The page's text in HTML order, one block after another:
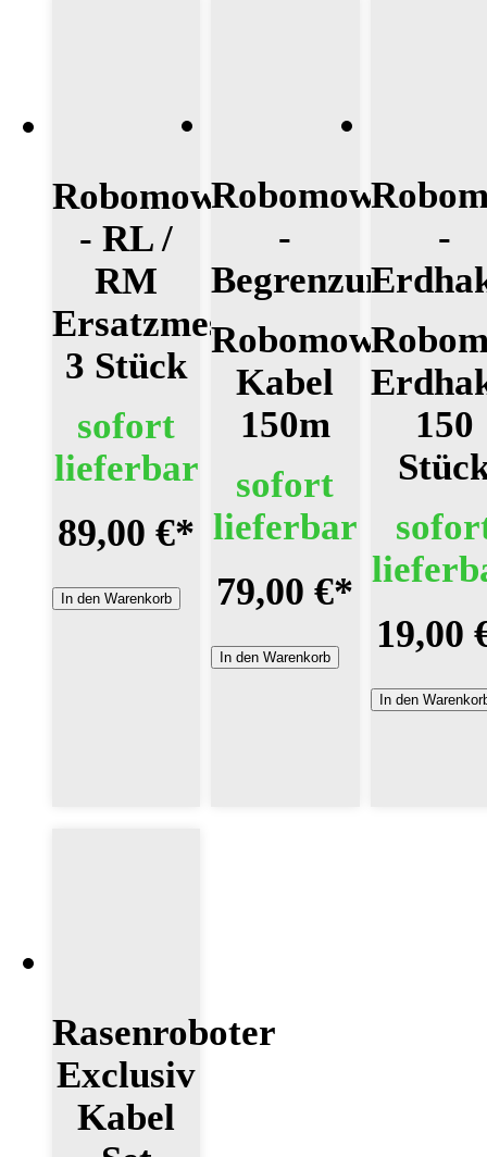
Robomow
- RL /
RM
Ersatzmesser
3 Stück
sofort
lieferbar
89,00 €*
In den Warenkorb
Robomow
-
Robomow
Kabel
150m
sofort
lieferbar
79,00 €*
In den Warenkorb
-
150
19,00
In den
Rasenroboter
Exclusiv
Kabel